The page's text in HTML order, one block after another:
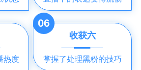
热度
06
收获六
掌握了处理黑粉的技巧